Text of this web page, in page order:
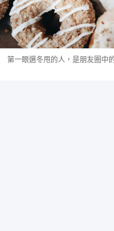
第一眼選冬甩的人，是朋友圈中